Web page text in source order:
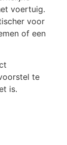
voertuig.
voor
of een
te
is.